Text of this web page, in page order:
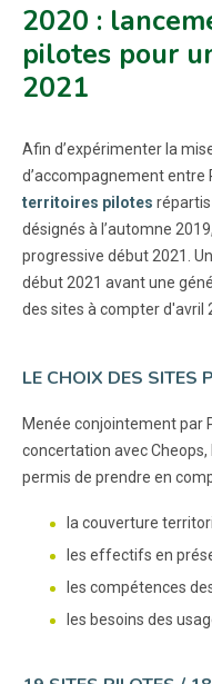
2020 :
pilotes pour
2021
Afin d’expérimenter la
d’accompagnement entre
territoires pilotes
désignés à l’automne
progressive début 2021.
début 2021 avant une
des sites à compter d'avril
LE CHOIX DES SITES
Menée conjointement par
concertation avec
permis de prendre en
la couverture
les effectifs en
les compétences
les besoins des